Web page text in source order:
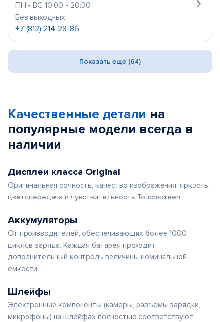
ПН - ВС 10:00 - 20:00
Без выходных
+7 (812) 214-28-86
Показать еще (64)
Качественные детали на
популярные модели всегда в
наличии
Дисплеи класса Original
Оригинальная сочность, качество изображения, яркость,
цветопередача и чувствительность Touchscreen
Аккумуляторы
От производителей, обеспечивающих более 1000
циклов заряда. Каждая батарея проходит
дополнительный контроль величины номинальной
емкости
Шлейфы
Электронные компоненты (камеры, разъемы зарядки,
микрофоны) на шлейфах полностью соответствуют